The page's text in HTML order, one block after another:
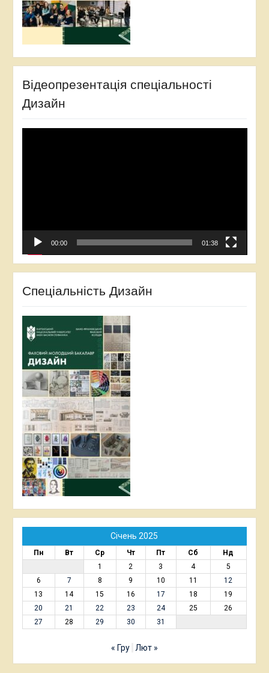
Відеопрезентація спеціальності
Дизайн
00:00 01:38
Спеціальність Дизайн
Січень 2025
Пн Вт Ср Чт Пт Сб
Нд
1
2 3 4
5
6
7 8 9 10 11
12
13
14 15 16 17 18
19
20
21 22 23 24 25
26
27
28 29 30 31
« Гру Лют »